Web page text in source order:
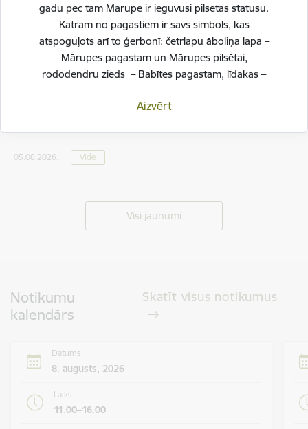
gadu pēc tam Mārupe ir ieguvusi pilsētas statusu.
Katram no pagastiem ir savs simbols, kas
atspoguļots arī to ģerbonī: četrlapu āboliņa lapa –
Mārupes pagastam un Mārupes pilsētai,
rododendru zieds – Babītes pagastam, līdakas –
simbolus vienotā, stilizētā vizuālā rakstā – kā stāstu
par mums pašiem. Mēs esam dažādi, bet kopā
SVĒTKU PROGRAMMA
Aizvērt
Ūdens kvalitāte Piņķu ūdenskrātuvē un
atbilstoša normai - peldēties atļauts | augusts
05.08.2026. Vide
Visi jaunumi
Notikumu
kalendārs
Skatīt visus notikumus
Datums
8. augusts, 2026
Laiks
11.00–16.00